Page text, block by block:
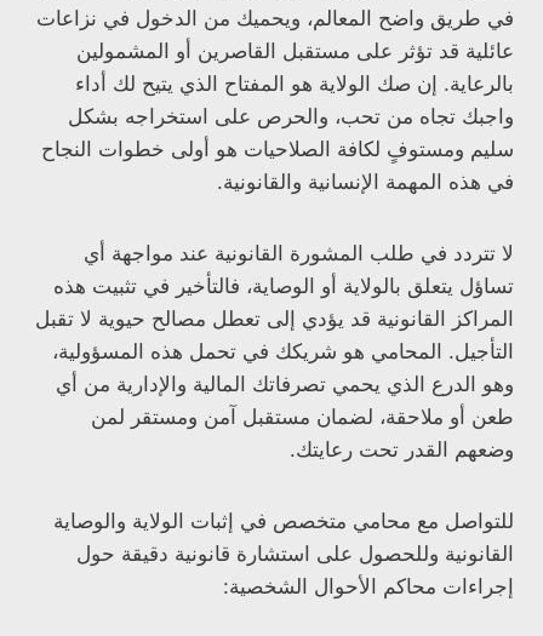
في طريق واضح المعالم، ويحميك من الدخول في نزاعات
عائلية قد تؤثر على مستقبل القاصرين أو المشمولين
بالرعاية. إن صك الولاية هو المفتاح الذي يتيح لك أداء
واجبك تجاه من تحب، والحرص على استخراجه بشكل
سليم ومستوفٍ لكافة الصلاحيات هو أولى خطوات النجاح
في هذه المهمة الإنسانية والقانونية.
لا تتردد في طلب المشورة القانونية عند مواجهة أي
تساؤل يتعلق بالولاية أو الوصاية، فالتأخير في تثبيت هذه
المراكز القانونية قد يؤدي إلى تعطل مصالح حيوية لا تقبل
التأجيل. المحامي هو شريكك في تحمل هذه المسؤولية،
وهو الدرع الذي يحمي تصرفاتك المالية والإدارية من أي
طعن أو ملاحقة، لضمان مستقبل آمن ومستقر لمن
وضعهم القدر تحت رعايتك.
للتواصل مع محامي متخصص في إثبات الولاية والوصاية
القانونية وللحصول على استشارة قانونية دقيقة حول
إجراءات محاكم الأحوال الشخصية: